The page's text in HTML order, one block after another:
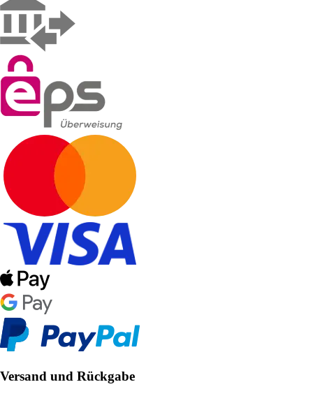
Versand und Rückgabe